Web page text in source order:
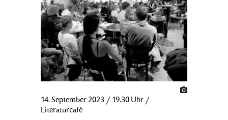
14. September 2023 / 19.30 Uhr /
Literaturcafé